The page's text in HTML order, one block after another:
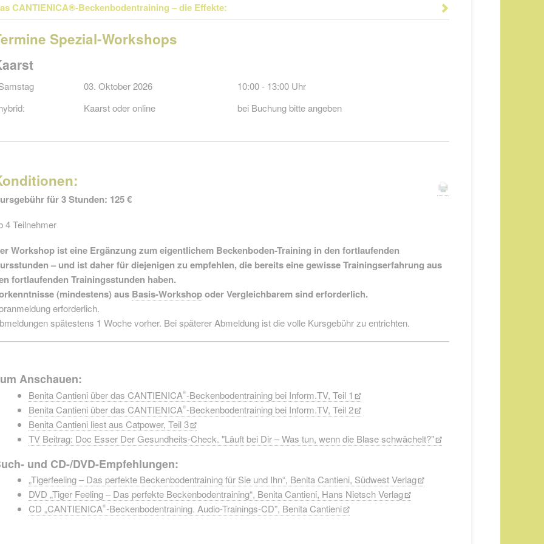
CANTIENICA®-Beckenbodentraining – die Effekte:
Spezial-Workshops
03. Oktober 2026
10:00 - 13:00 Uhr
Kaarst oder online bei Buchung bitte angeben
für 3 Stunden: 125 €
4 Teilnehmer
Workshop ist eine Ergänzung zum eigentlichem Beckenboden-Training in den fortlaufenden
– und ist daher für diejenigen zu empfehlen, die bereits eine gewisse Trainingserfahrung aus
fortlaufenden Trainingsstunden haben.
(mindestens) aus Basis-Workshopoder Vergleichbarem sind erforderlich.
erforderlich.
spätestens 1 Woche vorher. Bei späterer Abmeldung ist die volle Kursgebühr zu entrichten.
Anschauen:
Benita Cantieni über das CANTIENICA®-Beckenbodentraining bei Inform.TV, Teil 1
Benita Cantieni über das CANTIENICA®-Beckenbodentraining bei Inform.TV, Teil 2
Benita Cantieni liest aus Catpower, Teil 3
TV Beitrag: Doc Esser Der Gesundheits-Check. "Läuft bei Dir – Was tun, wenn die Blase schwächelt?"
und CD-/DVD-Empfehlungen:
„Tigerfeeling – Das perfekte Beckenbodentraining für Sie und Ihn“, Benita Cantieni, Südwest Verlag
DVD „Tiger Feeling – Das perfekte Beckenbodentraining“, Benita Cantieni, Hans Nietsch Verlag
CD „CANTIENICA®-Beckenbodentraining. Audio-Trainings-CD”, Benita Cantieni